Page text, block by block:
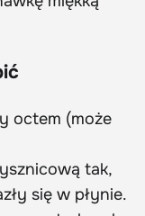
octem (może
tak,
się w płynie.